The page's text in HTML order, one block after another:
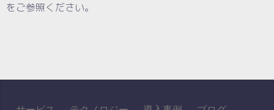
をご参照ください。